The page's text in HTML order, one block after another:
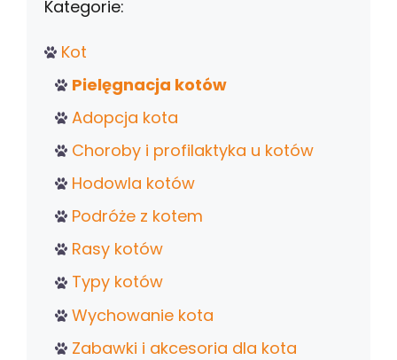
Kategorie:
Kot
Pielęgnacja kotów
Adopcja kota
Choroby i profilaktyka u kotów
Hodowla kotów
Podróże z kotem
Rasy kotów
Typy kotów
Wychowanie kota
Zabawki i akcesoria dla kota